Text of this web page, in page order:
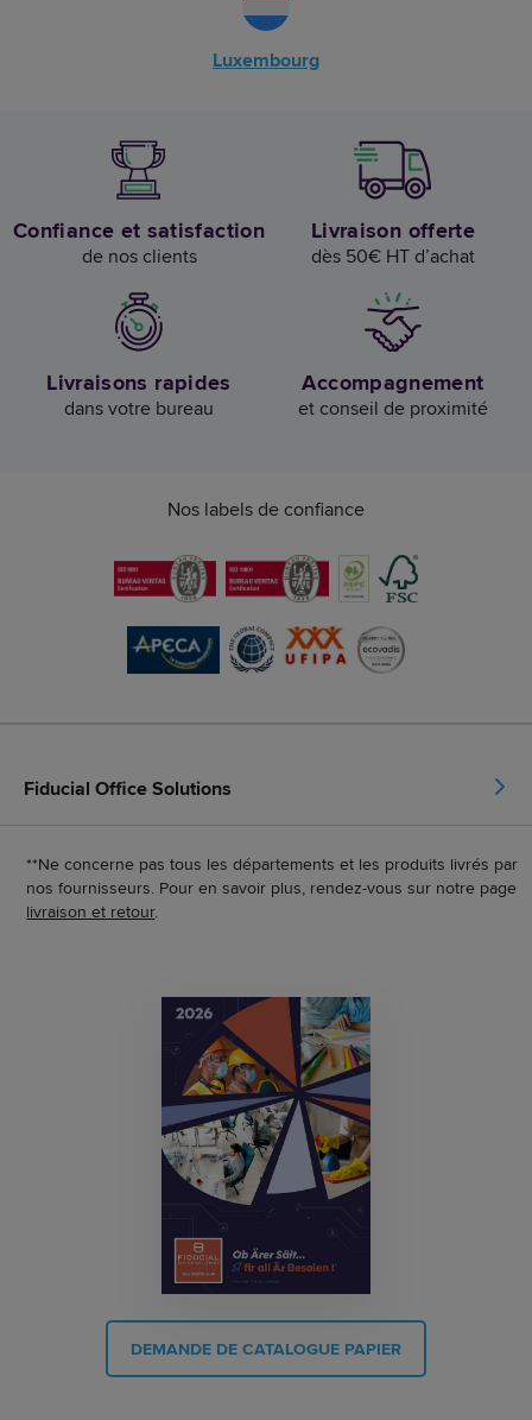
Luxembourg
Confiance et satisfaction
de nos clients
Livraison offerte
dès 50€ HT d’achat
Livraisons rapides
dans votre bureau
Accompagnement
et conseil de proximité
Nos labels de confiance
Fiducial Office Solutions
**Ne concerne pas tous les départements et les produits livrés par
nos fournisseurs. Pour en savoir plus, rendez-vous sur notre page
livraison et retour.
DEMANDE DE CATALOGUE PAPIER